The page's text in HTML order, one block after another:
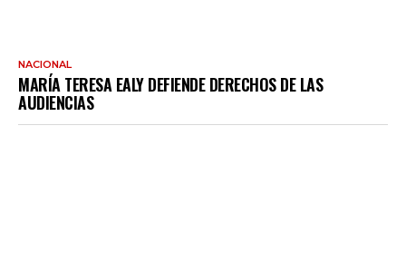
NACIONAL
MARÍA TERESA EALY DEFIENDE DERECHOS DE LAS
AUDIENCIAS